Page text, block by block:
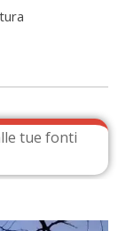
tue fonti